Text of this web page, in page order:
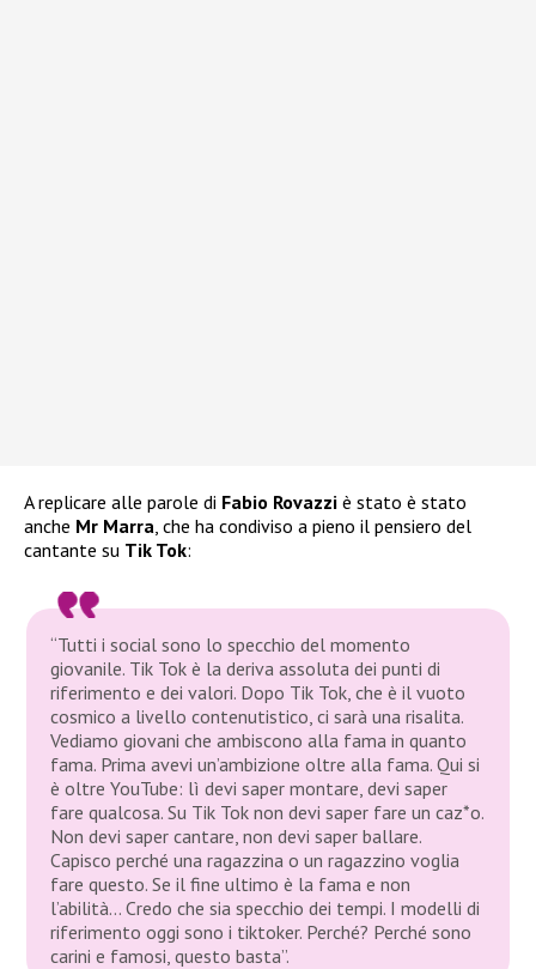
A replicare alle parole di Fabio Rovazzi è stato è stato
anche Mr Marra , che ha condiviso a pieno il pensiero del
cantante su Tik Tok:
“Tutti i social sono lo specchio del momento
giovanile. Tik Tok è la deriva assoluta dei punti di
riferimento e dei valori. Dopo Tik Tok, che è il vuoto
cosmico a livello contenutistico, ci sarà una risalita.
Vediamo giovani che ambiscono alla fama in quanto
fama. Prima avevi un’ambizione oltre alla fama. Qui si
è oltre YouTube: lì devi saper montare, devi saper
fare qualcosa. Su Tik Tok non devi saper fare un caz*o.
Non devi saper cantare, non devi saper ballare.
Capisco perché una ragazzina o un ragazzino voglia
fare questo. Se il fine ultimo è la fama e non
l’abilità… Credo che sia specchio dei tempi. I modelli di
riferimento oggi sono i tiktoker. Perché? Perché sono
carini e famosi, questo basta”.